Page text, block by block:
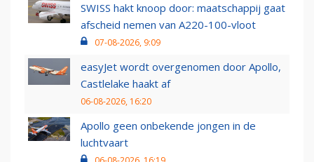
SWISS hakt knoop door: maatschappij gaat
afscheid nemen van A220-100-vloot
07-08-2026, 9:09
easyJet wordt overgenomen door Apollo,
Castlelake haakt af
06-08-2026, 16:20
Apollo geen onbekende jongen in de
luchtvaart